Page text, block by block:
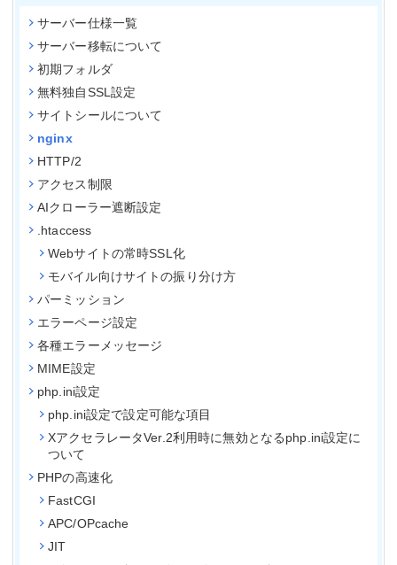
サーバー仕様一覧
サーバー移転について
初期フォルダ
無料独自SSL設定
サイトシールについて
nginx
HTTP/2
アクセス制限
AIクローラー遮断設定
.htaccess
Webサイトの常時SSL化
モバイル向けサイトの振り分け方
パーミッション
エラーページ設定
各種エラーメッセージ
MIME設定
php.ini設定
php.ini設定で設定可能な項目
XアクセラレータVer.2利用時に無効となるphp.ini設定に
ついて
PHPの高速化
FastCGI
APC/OPcache
JIT